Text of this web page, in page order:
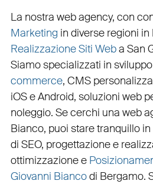
La nostra web agency, con
Marketing in diverse regioni
Realizzazione Siti Weba San
Siamo specializzati in
commerce, CMS
iOS e Android, soluzioni web
noleggio. Se cerchi una web
Bianco, puoi stare tranquillo
di SEO, progettazione e
ottimizzazionee
Giovanni Biancodi Bergamo.